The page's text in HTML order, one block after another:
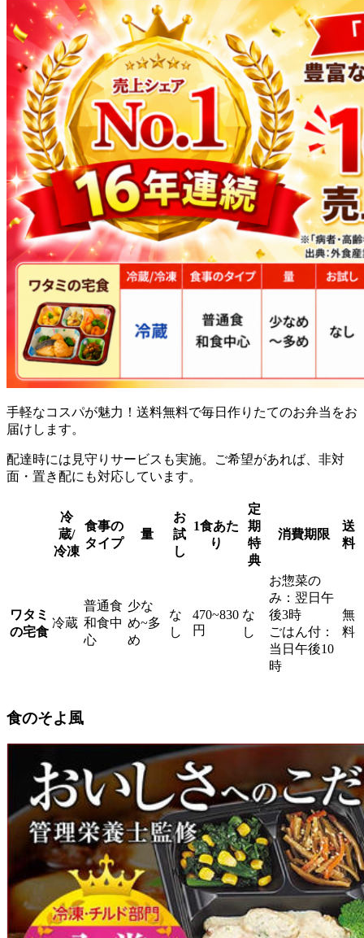
手軽なコスパが魅力！送料無料で毎日作りたてのお弁当をお
届け します。
配達時には見守りサービスも実施。ご希望があれば、非対
面・置き配にも対応しています。
冷
蔵/
冷凍
食事の
タイプ
量
お
試
し
1食あた
り
定
期
特
典
消費期限
送
料
ワタミ
の宅食
冷蔵
普通食
和食中
心
少な
め~多
め
な
し
470~830
円
な
し
お惣菜の
み：翌日午
後3時
ごはん付：
当日午後10
時
無
料
食のそよ風